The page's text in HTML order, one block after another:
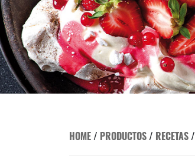
HOME/ PRODUCTOS/ RECETAS/